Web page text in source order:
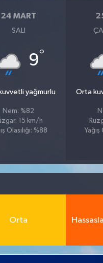
24 MART
SALI
9°
yağmurlu
Nem: %82
15 km/h
Olasılığı: %88
Orta
Yağış
Orta